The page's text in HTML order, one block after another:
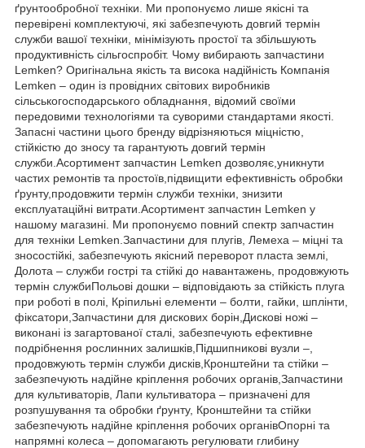
ґрунтообробної техніки. Ми пропонуємо лише якісні та
перевірені комплектуючі, які забезпечують довгий термін
служби вашої техніки, мінімізують простої та збільшують
продуктивність сільгоспробіт. Чому вибирають запчастини
Lemken? Оригінальна якість та висока надійність Компанія
Lemken – один із провідних світових виробників
сільськогосподарського обладнання, відомий своїми
передовими технологіями та суворими стандартами якості.
Запасні частини цього бренду відрізняються міцністю,
стійкістю до зносу та гарантують довгий термін
служби.Асортимент запчастин Lemken дозволяє,уникнути
частих ремонтів та простоїв,підвищити ефективність обробки
ґрунту,продовжити термін служби техніки, знизити
експлуатаційні витрати.Асортимент запчастин Lemken у
нашому магазині. Ми пропонуємо повний спектр запчастин
для техніки Lemken.Запчастини для плугів, Лемеха – міцні та
зносостійкі, забезпечують якісний переворот пласта землі,
Долота – служби гострі та стійкі до навантажень, продовжують
термін службиПольові дошки – відповідають за стійкість плуга
при роботі в полі, Кріпильні елементи – болти, гайки, шплінти,
фіксатори,Запчастини для дискових борін,Дискові ножі –
виконані із загартованої сталі, забезпечують ефективне
подрібнення рослинних залишків,Підшипникові вузли –,
продовжують термін служби дисків,Кронштейни та стійки –
забезпечують надійне кріплення робочих органів,Запчастини
для культиваторів, Лапи культиватора – призначені для
розпушування та обробки ґрунту, Кронштейни та стійки
забезпечують надійне кріплення робочих органівОпорні та
напрямні колеса – допомагають регулювати глибину